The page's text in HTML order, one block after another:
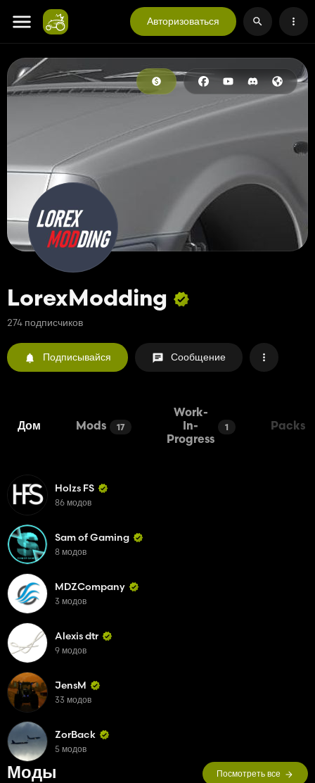
Авторизоваться
LorexModding
274 подписчиков
Подписывайся Сообщение
Дом Mods 17
Work-
In-
Progress
1 Packs
Моды Посмотреть все
Holzs FS
86 модов
Sam of Gaming
8 модов
MDZCompany
3 модов
Alexis dtr
9 модов
JensM
33 модов
ZorBack
5 модов